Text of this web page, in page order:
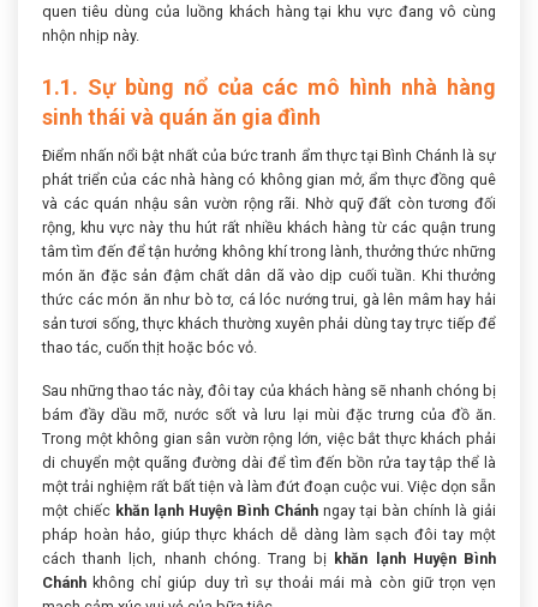
quen tiêu dùng của luồng khách hàng tại khu vực đang vô cùng
nhộn nhịp này.
1.1. Sự bùng nổ của các mô hình nhà hàng
sinh thái và quán ăn gia đình
Điểm nhấn nổi bật nhất của bức tranh ẩm thực tại Bình Chánh là sự
phát triển của các nhà hàng có không gian mở, ẩm thực đồng quê
và các quán nhậu sân vườn rộng rãi. Nhờ quỹ đất còn tương đối
rộng, khu vực này thu hút rất nhiều khách hàng từ các quận trung
tâm tìm đến để tận hưởng không khí trong lành, thưởng thức những
món ăn đặc sản đậm chất dân dã vào dịp cuối tuần. Khi thưởng
thức các món ăn như bò tơ, cá lóc nướng trui, gà lên mâm hay hải
sản tươi sống, thực khách thường xuyên phải dùng tay trực tiếp để
thao tác, cuốn thịt hoặc bóc vỏ.
Sau những thao tác này, đôi tay của khách hàng sẽ nhanh chóng bị
bám đầy dầu mỡ, nước sốt và lưu lại mùi đặc trưng của đồ ăn.
Trong một không gian sân vườn rộng lớn, việc bắt thực khách phải
di chuyển một quãng đường dài để tìm đến bồn rửa tay tập thể là
một trải nghiệm rất bất tiện và làm đứt đoạn cuộc vui. Việc dọn sẵn
một chiếc khăn lạnh Huyện Bình Chánh ngay tại bàn chính là giải
pháp hoàn hảo, giúp thực khách dễ dàng làm sạch đôi tay một
cách thanh lịch, nhanh chóng. Trang bị khăn lạnh Huyện Bình
Chánh không chỉ giúp duy trì sự thoải mái mà còn giữ trọn vẹn